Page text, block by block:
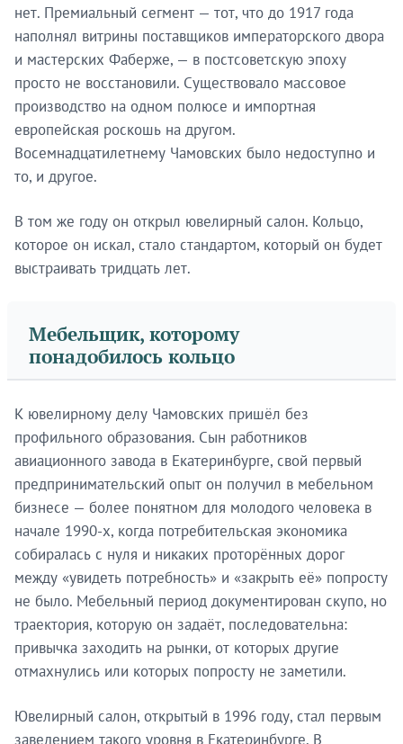
нет. Премиальный сегмент — тот, что до 1917 года
наполнял витрины поставщиков императорского двора
и мастерских Фаберже, — в постсоветскую эпоху
просто не восстановили. Существовало массовое
производство на одном полюсе и импортная
европейская роскошь на другом.
Восемнадцатилетнему Чамовских было недоступно и
то, и другое.
В том же году он открыл ювелирный салон. Кольцо,
которое он искал, стало стандартом, который он будет
выстраивать тридцать лет.
Мебельщик, которому
понадобилось кольцо
К ювелирному делу Чамовских пришёл без
профильного образования. Сын работников
авиационного завода в Екатеринбурге, свой первый
предпринимательский опыт он получил в мебельном
бизнесе — более понятном для молодого человека в
начале 1990-х, когда потребительская экономика
собиралась с нуля и никаких проторённых дорог
между «увидеть потребность» и «закрыть её» попросту
не было. Мебельный период документирован скупо, но
траектория, которую он задаёт, последовательна:
привычка заходить на рынки, от которых другие
отмахнулись или которых попросту не заметили.
Ювелирный салон, открытый в 1996 году, стал первым
заведением такого уровня в Екатеринбурге. В